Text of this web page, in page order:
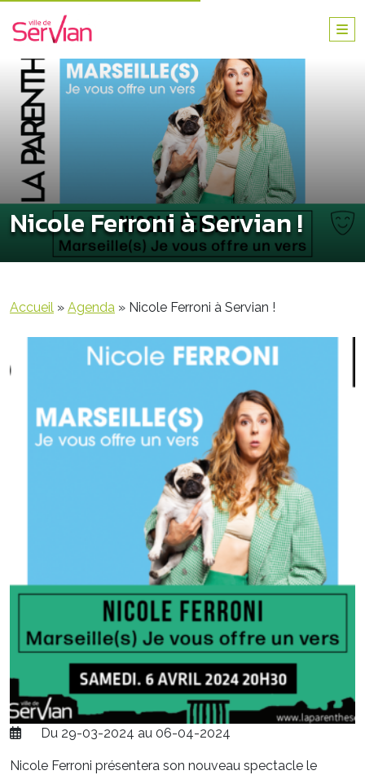
Nicole Ferroni à Servian !
Accueil » Agenda » Nicole Ferroni à Servian !
Du 29-03-2024 au 06-04-2024
Nicole Ferroni présentera son nouveau spectacle le